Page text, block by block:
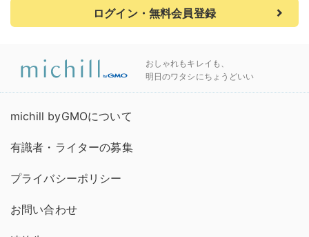
ログイン・無料会員登録
おしゃれもキレイも、
明日のワタシにちょうどいい
michill byGMOについて
有識者・ライターの募集
プライバシーポリシー
お問い合わせ